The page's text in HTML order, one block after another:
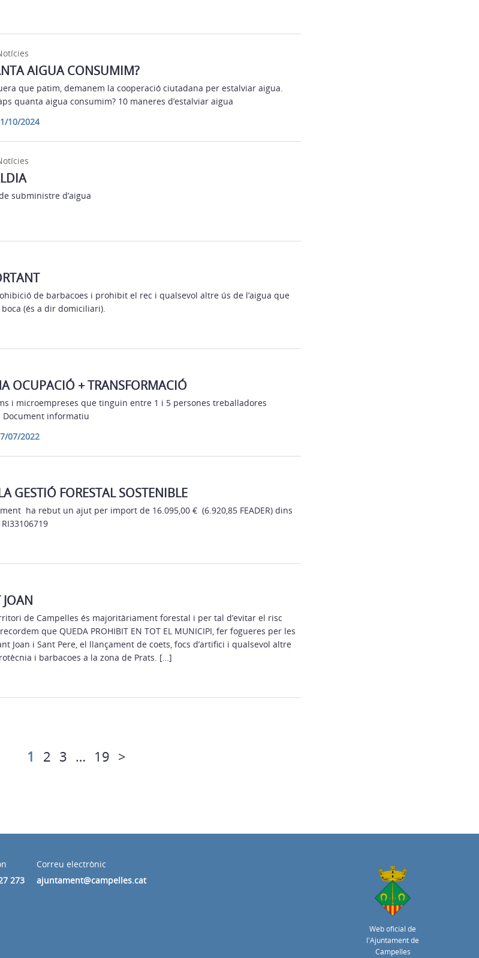
AIGUA CONSUMIM?
que patim, demanem la cooperació ciutadana per estalviar aigua.
quanta aigua consumim? 10 maneres d’estalviar aigua
10/2024
subministre d’aigua
de barbacoes i prohibit el rec i qualsevol altre ús de l’aigua que
(és a dir domiciliari).
OCUPACIÓ + TRANSFORMACIÓ
i microempreses que tinguin entre 1 i 5 persones treballadores
informatiu
07/2022
GESTIÓ FORESTAL SOSTENIBLE
ha rebut un ajut per import de 16.095,00 € (6.920,85 FEADER) dins
de Campelles és majoritàriament forestal i per tal d’evitar el risc
que QUEDA PROHIBIT EN TOT EL MUNICIPI, fer fogueres per les
Joan i Sant Pere, el llançament de coets, focs d’artifici i qualsevol altre
i barbacoes a la zona de Prats. […]
1 2 3 … 19 >
273
Correu electrònic
ajuntament@campelles.cat
Web oficial de
l'Ajuntament de
Campelles